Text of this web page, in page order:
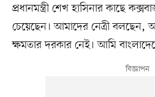
প্রধানমন্ত্রী শেখ হাসিনার কাছে
চেয়েছেন। আমাদের নেত্রী বলছেন,
ক্ষমতার দরকার নেই। আমি